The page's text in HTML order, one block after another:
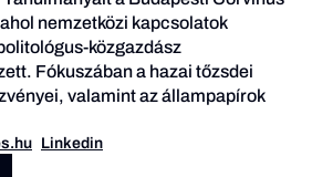
nemzetközi kapcsolatok
közgazdász
Fókuszában a hazai tőzsdei
valamint az állampapírok
Linkedin